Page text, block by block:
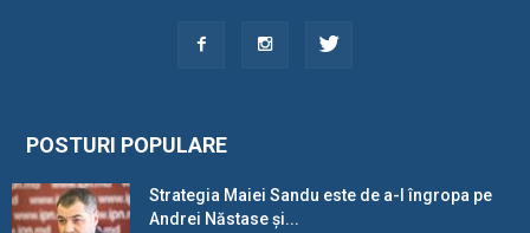
POSTURI POPULARE
Strategia Maiei Sandu este de a-l îngropa pe
Andrei Năstase și...